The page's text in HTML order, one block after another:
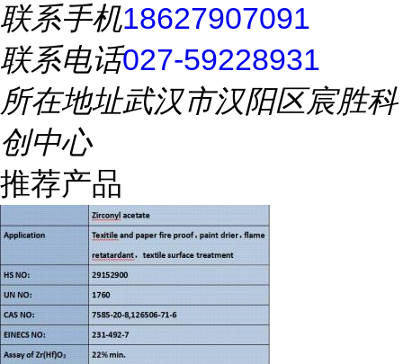
联系手机18627907091
联系电话027-59228931
所在地址武汉市汉阳区宸胜科
创中心
推荐产品